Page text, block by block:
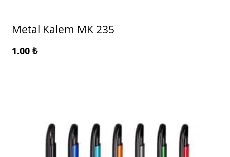
Metal Kalem MK 235
1.00 ₺